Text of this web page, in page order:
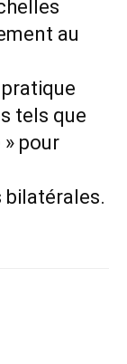
au
tels que
» pour